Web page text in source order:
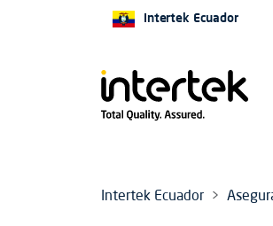
Intertek Ecuador
Intertek Ecuador